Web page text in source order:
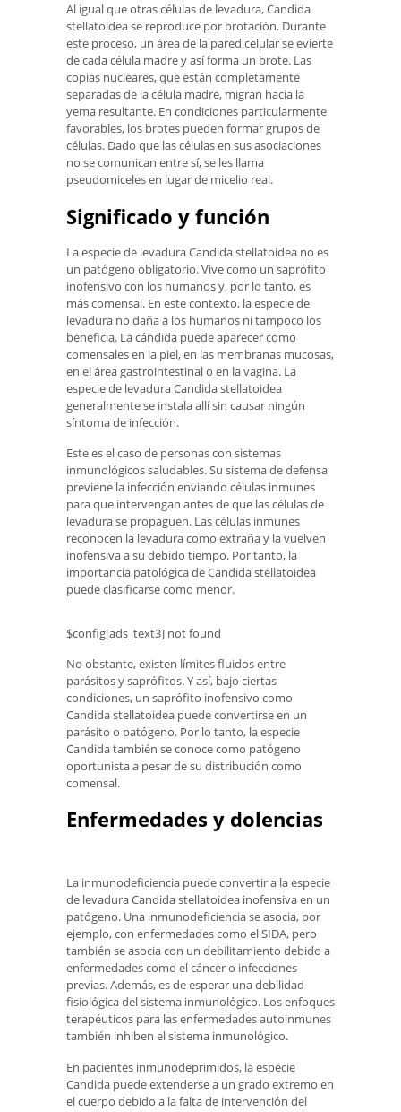
Al igual que otras células de levadura, Candida
stellatoidea se reproduce por brotación. Durante
este proceso, un área de la pared celular se evierte
de cada célula madre y así forma un brote. Las
copias nucleares, que están completamente
separadas de la célula madre, migran hacia la
yema resultante. En condiciones particularmente
favorables, los brotes pueden formar grupos de
células. Dado que las células en sus asociaciones
no se comunican entre sí, se les llama
pseudomiceles en lugar de micelio real.
Significado y función
La especie de levadura Candida stellatoidea no es
un patógeno obligatorio. Vive como un saprófito
inofensivo con los humanos y, por lo tanto, es
más comensal. En este contexto, la especie de
levadura no daña a los humanos ni tampoco los
beneficia. La cándida puede aparecer como
comensales en la piel, en las membranas mucosas,
en el área gastrointestinal o en la vagina. La
especie de levadura Candida stellatoidea
generalmente se instala allí sin causar ningún
síntoma de infección.
Este es el caso de personas con sistemas
inmunológicos saludables. Su sistema de defensa
previene la infección enviando células inmunes
para que intervengan antes de que las células de
levadura se propaguen. Las células inmunes
reconocen la levadura como extraña y la vuelven
inofensiva a su debido tiempo. Por tanto, la
importancia patológica de Candida stellatoidea
puede clasificarse como menor.
$config[ads_text3] not found
No obstante, existen límites fluidos entre
parásitos y saprófitos. Y así, bajo ciertas
condiciones, un saprófito inofensivo como
Candida stellatoidea puede convertirse en un
parásito o patógeno. Por lo tanto, la especie
Candida también se conoce como patógeno
oportunista a pesar de su distribución como
comensal.
Enfermedades y dolencias
La inmunodeficiencia puede convertir a la especie
de levadura Candida stellatoidea inofensiva en un
patógeno. Una inmunodeficiencia se asocia, por
ejemplo, con enfermedades como el SIDA, pero
también se asocia con un debilitamiento debido a
enfermedades como el cáncer o infecciones
previas. Además, es de esperar una debilidad
fisiológica del sistema inmunológico. Los enfoques
terapéuticos para las enfermedades autoinmunes
también inhiben el sistema inmunológico.
En pacientes inmunodeprimidos, la especie
Candida puede extenderse a un grado extremo en
el cuerpo debido a la falta de intervención del